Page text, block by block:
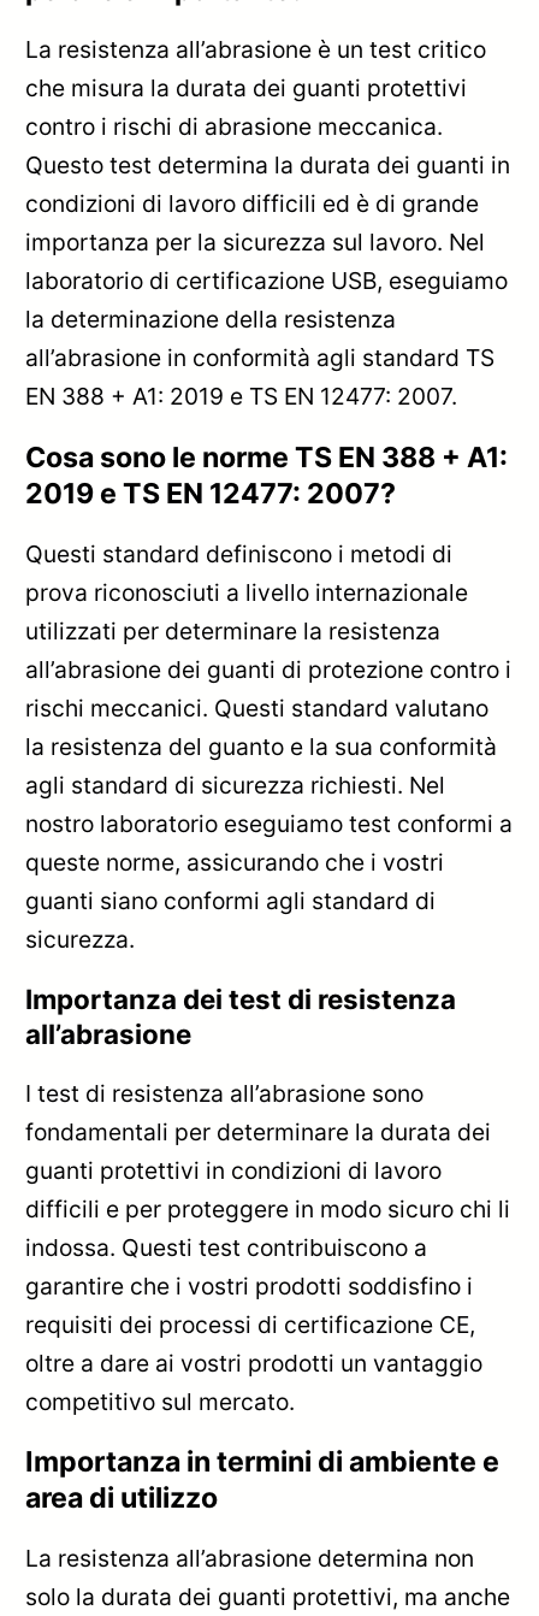
La resistenza all’abrasione è un test critico
che misura la durata dei guanti protettivi
contro i rischi di abrasione meccanica.
Questo test determina la durata dei guanti in
condizioni di lavoro difficili ed è di grande
importanza per la sicurezza sul lavoro. Nel
laboratorio di certificazione USB, eseguiamo
la determinazione della resistenza
all’abrasione in conformità agli standard TS
EN 388 + A1: 2019 e TS EN 12477: 2007.
Cosa sono le norme TS EN 388 + A1:
2019 e TS EN 12477: 2007?
Questi standard definiscono i metodi di
prova riconosciuti a livello internazionale
utilizzati per determinare la resistenza
all’abrasione dei guanti di protezione contro i
rischi meccanici. Questi standard valutano
la resistenza del guanto e la sua conformità
agli standard di sicurezza richiesti. Nel
nostro laboratorio eseguiamo test conformi a
queste norme, assicurando che i vostri
guanti siano conformi agli standard di
sicurezza.
Importanza dei test di resistenza
all’abrasione
I test di resistenza all’abrasione sono
fondamentali per determinare la durata dei
guanti protettivi in condizioni di lavoro
difficili e per proteggere in modo sicuro chi li
indossa. Questi test contribuiscono a
garantire che i vostri prodotti soddisfino i
requisiti dei processi di certificazione CE,
oltre a dare ai vostri prodotti un vantaggio
competitivo sul mercato.
Importanza in termini di ambiente e
area di utilizzo
La resistenza all’abrasione determina non
solo la durata dei guanti protettivi, ma anche